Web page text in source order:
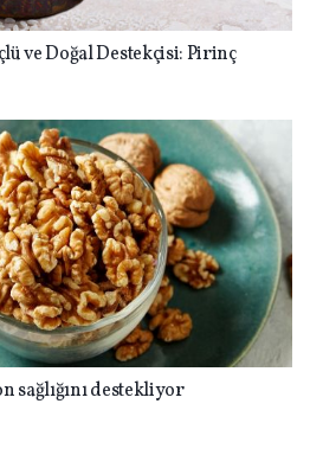
ve Doğal Destekçisi: Pirinç
sağlığını destekliyor